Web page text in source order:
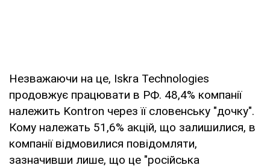
Незважаючи на це, Iskra Technologies
продовжує працювати в РФ. 48,4% компанії
належить Kontron через її словенську "дочку".
Кому належать 51,6% акцій, що залишилися, в
компанії відмовилися повідомляти,
зазначивши лише, що це "російська